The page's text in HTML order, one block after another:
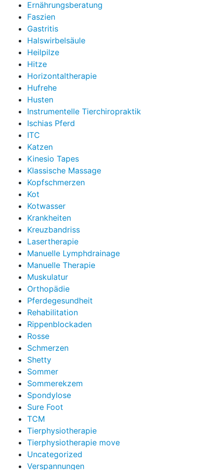
Ernährungsberatung
Faszien
Gastritis
Halswirbelsäule
Heilpilze
Hitze
Horizontaltherapie
Hufrehe
Husten
Instrumentelle Tierchiropraktik
Ischias Pferd
ITC
Katzen
Kinesio Tapes
Klassische Massage
Kopfschmerzen
Kot
Kotwasser
Krankheiten
Kreuzbandriss
Lasertherapie
Manuelle Lymphdrainage
Manuelle Therapie
Muskulatur
Orthopädie
Pferdegesundheit
Rehabilitation
Rippenblockaden
Rosse
Schmerzen
Shetty
Sommer
Sommerekzem
Spondylose
Sure Foot
TCM
Tierphysiotherapie
Tierphysiotherapie move
Uncategorized
Verspannungen